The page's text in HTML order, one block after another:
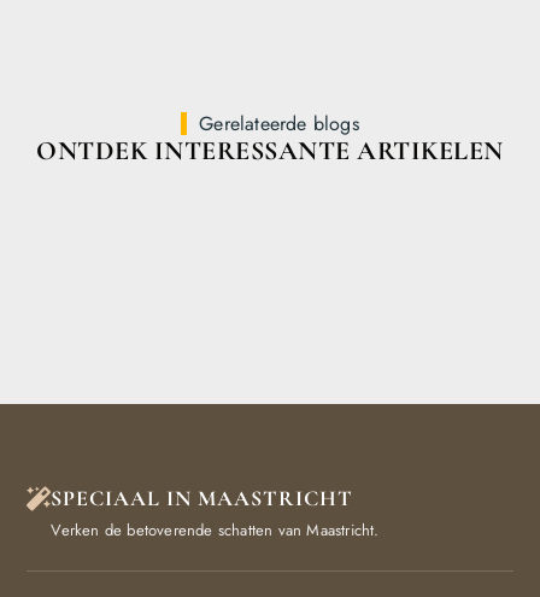
Gerelateerde blogs
ONTDEK INTERESSANTE ARTIKELEN
SPECIAAL IN MAASTRICHT
Verken de betoverende schatten van Maastricht.